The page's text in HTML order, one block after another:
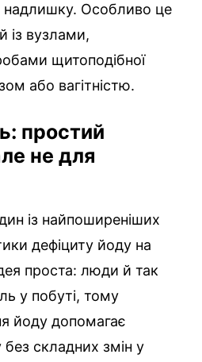
надлишку. Особливо це
із вузлами,
щитоподібної
або вагітністю.
простий
не для
із найпоширеніших
дефіциту йоду на
проста: люди й так
у побуті, тому
йоду допомагає
складних змін у